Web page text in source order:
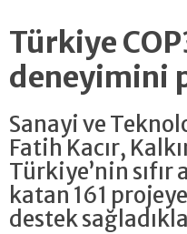
Türkiye
deneyimini
Sanayi ve
Fatih Kacır,
Türkiye’nin sıfır
katan 161
destek